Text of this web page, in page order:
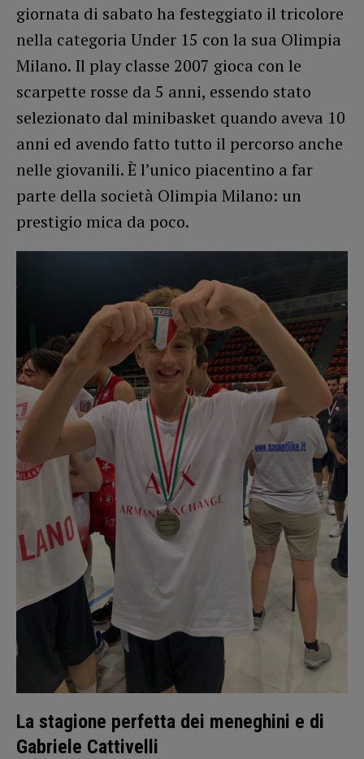
giornata di sabato ha festeggiato il tricolore
nella categoria Under 15 con la sua Olimpia
Milano. Il play classe 2007 gioca con le
scarpette rosse da 5 anni, essendo stato
selezionato dal minibasket quando aveva 10
anni ed avendo fatto tutto il percorso anche
nelle giovanili. È l’unico piacentino a far
parte della società Olimpia Milano: un
prestigio mica da poco.
La stagione perfetta dei meneghini e di
Gabriele Cattivelli